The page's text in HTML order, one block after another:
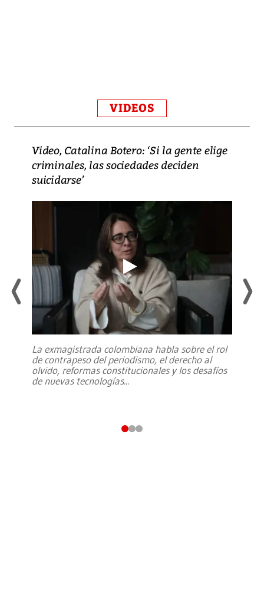
VIDEOS
Video, Catalina Botero: ‘Si la gente elige
criminales, las sociedades deciden
suicidarse’
La exmagistrada colombiana habla sobre el rol
de contrapeso del periodismo, el derecho al
olvido, reformas constitucionales y los desafíos
de nuevas tecnologías...